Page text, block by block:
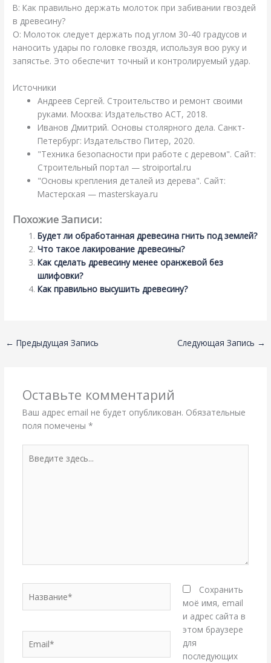
В: Как правильно держать молоток при забивании гвоздей
в древесину?
О: Молоток следует держать под углом 30-40 градусов и
наносить удары по головке гвоздя, используя всю руку и
запястье. Это обеспечит точный и контролируемый удар.
Источники
Андреев Сергей. Строительство и ремонт своими
руками. Москва: Издательство АСТ, 2018.
Иванов Дмитрий. Основы столярного дела. Санкт-
Петербург: Издательство Питер, 2020.
"Техника безопасности при работе с деревом". Сайт:
Строительный портал — stroiportal.ru
"Основы крепления деталей из дерева". Сайт:
Мастерская — masterskaya.ru
Похожие Записи:
Будет ли обработанная древесина гнить под землей?
Что такое лакирование древесины?
Как сделать древесину менее оранжевой без
шлифовки?
Как правильно высушить древесину?
← Предыдущая Запись Следующая Запись →
Оставьте комментарий
Ваш адрес email не будет опубликован. Обязательные
поля помечены *
здесь...
Сохранить
моё имя, email
и адрес сайта в
этом браузере
для
последующих